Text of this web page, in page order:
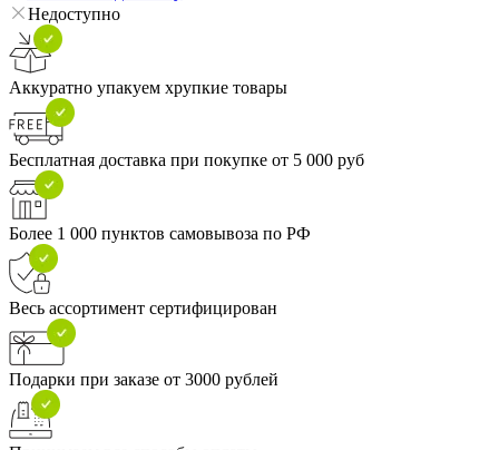
Недоступно
Аккуратно упакуем хрупкие товары
Бесплатная доставка при покупке от 5 000 руб
Более 1 000 пунктов самовывоза по РФ
Весь ассортимент сертифицирован
Подарки при заказе от 3000 рублей